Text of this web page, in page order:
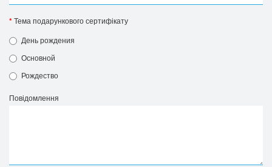
Тема подарункового сертифікату
День рождения
Основной
Рождество
Повідомлення